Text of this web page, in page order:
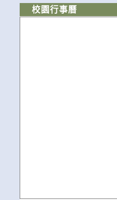
校園行事曆